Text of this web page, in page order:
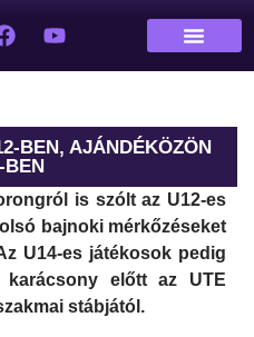
BEN, AJÁNDÉKÖZÖN
BEN
is szólt az U12-es
bajnoki mérkőzéseket
U14-es játékosok pedig
előtt az UTE
stábjától.